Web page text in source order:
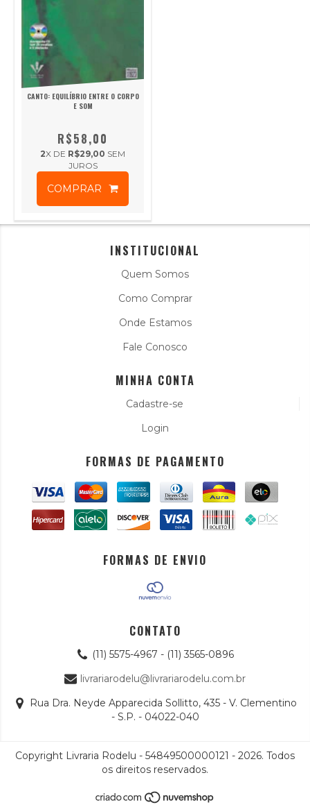
CANTO: EQUILÍBRIO ENTRE O CORPO
E SOM
R$58,00
2X DE R$29,00 SEM
JUROS
COMPRAR
INSTITUCIONAL
Quem Somos
Como Comprar
Onde Estamos
Fale Conosco
MINHA CONTA
Cadastre-se
Login
FORMAS DE PAGAMENTO
FORMAS DE ENVIO
CONTATO
(11) 5575-4967 - (11) 3565-0896
livrariarodelu@livrariarodelu.com.br
Rua Dra. Neyde Apparecida Sollitto, 435 - V. Clementino
- S.P. - 04022-040
Copyright Livraria Rodelu - 54849500000121 - 2026. Todos
os direitos reservados.